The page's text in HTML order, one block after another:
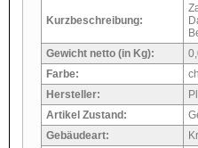
Kurzbeschreibung:
Gewicht netto (in Kg):
Farbe:
Hersteller:
Artikel Zustand:
Gebäudeart: